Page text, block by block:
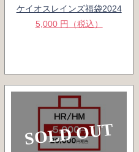
ケイオスレインズ福袋2024
5,000 円（税込）
SOLD OUT